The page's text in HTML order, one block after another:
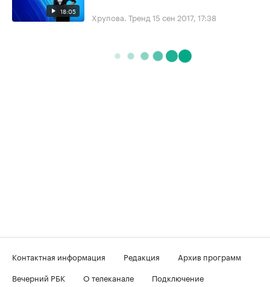
18:05 Хрупова. Тренд 15 сен 2017, 17:38
Контактная информация Редакция
Архив программ
Вечерний РБК
О телеканале
Подключение